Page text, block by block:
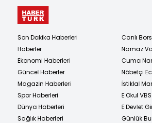
Son Dakika Haberleri
Haberler
Ekonomi Haberleri
Güncel Haberler
Magazin Haberleri
Spor Haberleri
Dünya Haberleri
Sağlık Haberleri
Canlı
Namaz
Cuma
Nöbetçi
İstiklal
E Okul VBS
E Devlet
Günlük